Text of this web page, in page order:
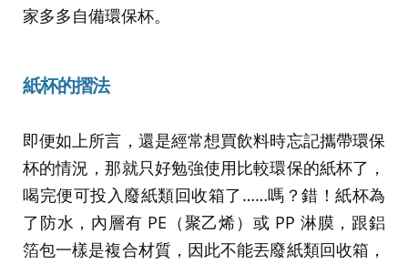
家多多自備環保杯。
紙杯的摺法
即便如上所言，還是經常想買飲料時忘記攜帶環保
杯的情況，那就只好勉強使用比較環保的紙杯了，
喝完便可投入廢紙類回收箱了……嗎？錯！紙杯為
了防水，內層有 PE（聚乙烯）或 PP 淋膜，跟鋁
箔包一樣是複合材質，因此不能丟廢紙類回收箱，